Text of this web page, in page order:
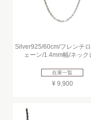
Silver925/60cm/フレンチ
ェーン/1.4mm幅/ネック
在庫一覧
¥ 9,900